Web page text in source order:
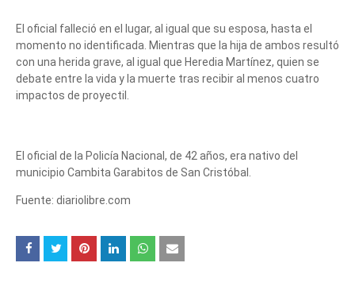
El oficial falleció en el lugar, al igual que su esposa, hasta el
momento no identificada. Mientras que la hija de ambos resultó
con una herida grave, al igual que Heredia Martínez, quien se
debate entre la vida y la muerte tras recibir al menos cuatro
impactos de proyectil.
El oficial de la Policía Nacional, de 42 años, era nativo del
municipio Cambita Garabitos de San Cristóbal.
Fuente: diariolibre.com